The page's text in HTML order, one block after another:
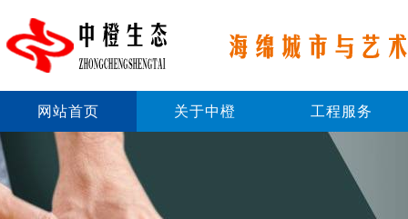
网站首页 关于中橙 工程服务